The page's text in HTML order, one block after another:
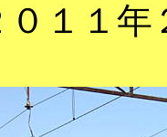
０１１